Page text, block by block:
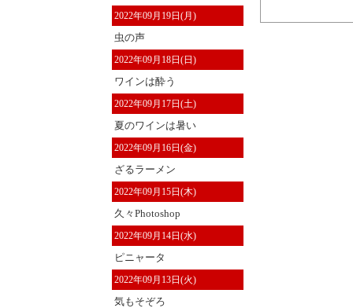
2022年09月19日(月)
虫の声
2022年09月18日(日)
ワインは酔う
2022年09月17日(土)
夏のワインは暑い
2022年09月16日(金)
ざるラーメン
2022年09月15日(木)
久々Photoshop
2022年09月14日(水)
ピニャータ
2022年09月13日(火)
気もそぞろ